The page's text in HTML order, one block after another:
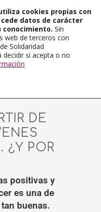
DE
¿Y POR
positivas y
es una de
buenas.
cookies propias con
datos de carácter
conocimiento. Sin
web de terceros con
Solidaridad
decidir si acepta o no